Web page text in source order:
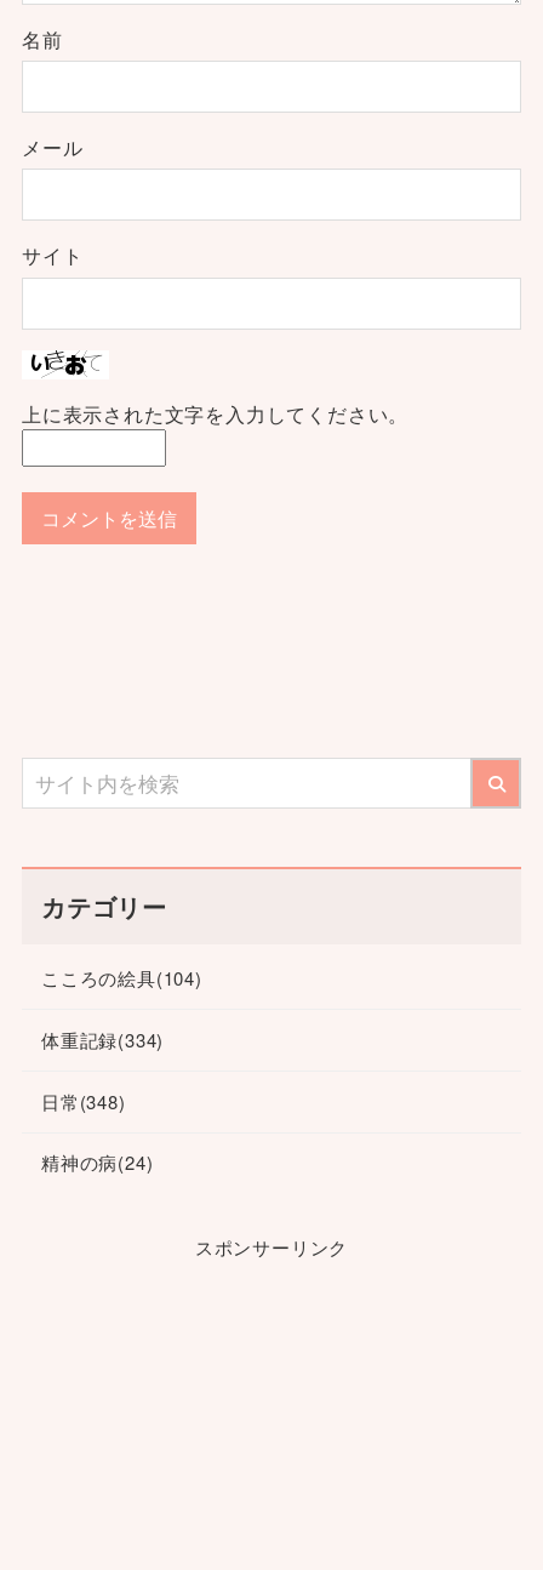
名前
メール
サイト
上に表示された文字を入力してください。
カテゴリー
こころの絵具(104)
体重記録(334)
日常(348)
精神の病(24)
スポンサーリンク